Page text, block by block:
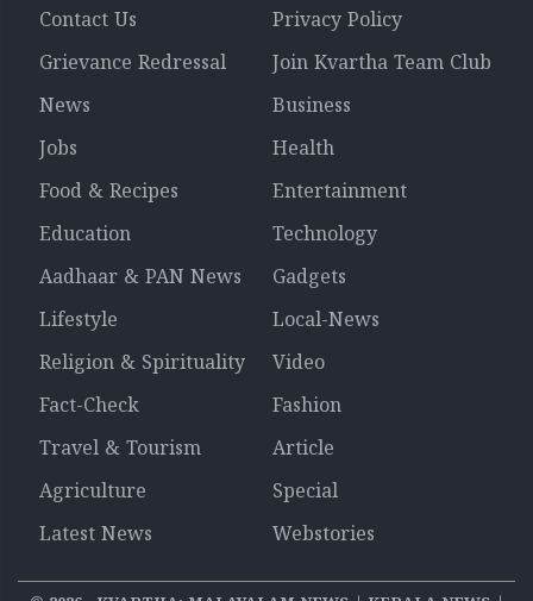
Contact Us
Privacy Policy
Grievance Redressal
Join Kvartha Team Club
News
Business
Jobs
Health
Food & Recipes
Entertainment
Education
Technology
Aadhaar & PAN News
Gadgets
Lifestyle
Local-News
Religion & Spirituality
Video
Fact-Check
Fashion
Travel & Tourism
Article
Agriculture
Special
Latest News
Webstories